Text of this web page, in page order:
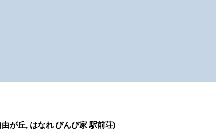
が丘, はなれ びんび家 駅前荘)